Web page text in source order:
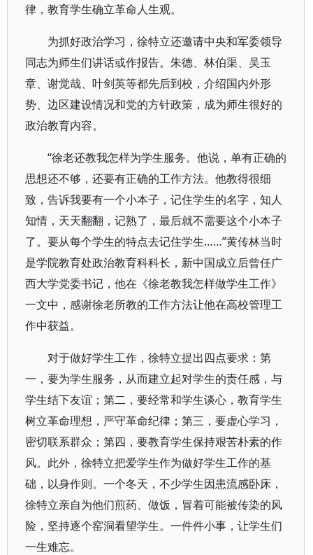
律，教育学生确立革命人生观。
为抓好政治学习，徐特立还邀请中央和军委领导
同志为师生们讲话或作报告。朱德、林伯渠、吴玉
章、谢觉哉、叶剑英等都先后到校，介绍国内外形
势、边区建设情况和党的方针政策，成为师生很好的
政治教育内容。
“徐老还教我怎样为学生服务。他说，单有正确的
思想还不够，还要有正确的工作方法。他教得很细
致，告诉我要有一个小本子，记住学生的名字，知人
知情，天天翻翻，记熟了，最后就不需要这个小本子
了。要从每个学生的特点去记住学生……”黄传林当时
是学院教育处政治教育科科长，新中国成立后曾任广
西大学党委书记，他在《徐老教我怎样做学生工作》
一文中，感谢徐老所教的工作方法让他在高校管理工
作中获益。
对于做好学生工作，徐特立提出四点要求：第
一，要为学生服务，从而建立起对学生的责任感，与
学生结下友谊；第二，要经常和学生谈心，教育学生
树立革命理想，严守革命纪律；第三，要虚心学习，
密切联系群众；第四，要教育学生保持艰苦朴素的作
风。此外，徐特立把爱学生作为做好学生工作的基
础，以身作则。一个冬天，不少学生因患流感卧床，
徐特立亲自为他们煎药、做饭，冒着可能被传染的风
险，坚持逐个窑洞看望学生。一件件小事，让学生们
一生难忘。